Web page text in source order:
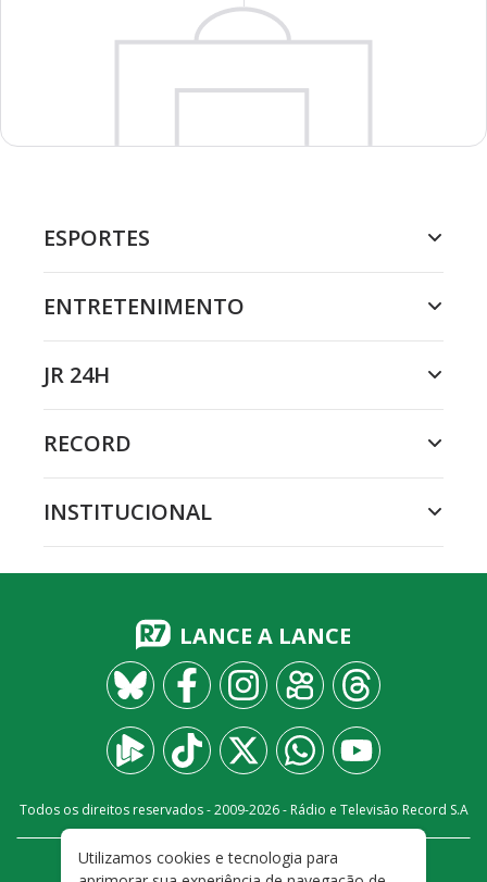
ESPORTES
ENTRETENIMENTO
JR 24H
RECORD
INSTITUCIONAL
LANCE A LANCE
Todos os direitos reservados - 2009-2026- Rádio e Televisão Record S.A
FALE CONOSCO PRIVACIDADE
Utilizamos cookies e tecnologia para